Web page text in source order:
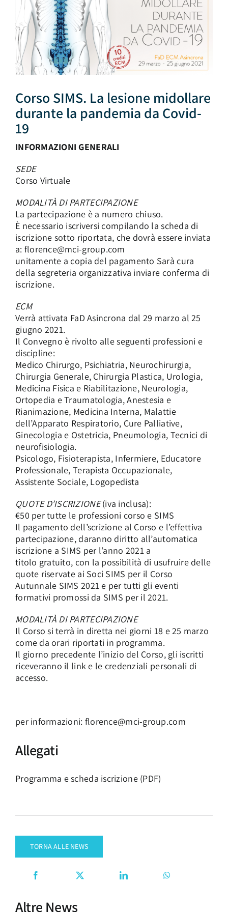
AREA SOCI
Corso SIMS. La lesione midollare
durante la pandemia da Covid-
19
INFORMAZIONI GENERALI
SEDE
Corso Virtuale
MODALITÀ DI PARTECIPAZIONE
La partecipazione è a numero chiuso.
È necessario iscriversi compilando la scheda di
iscrizione sotto riportata, che dovrà essere inviata
a: florence@mci-group.com
unitamente a copia del pagamento Sarà cura
della segreteria organizzativa inviare conferma di
iscrizione.
ECM
Verrà attivata FaD Asincrona dal 29 marzo al 25
giugno 2021.
Il Convegno è rivolto alle seguenti professioni e
discipline:
Medico Chirurgo, Psichiatria, Neurochirurgia,
Chirurgia Generale, Chirurgia Plastica, Urologia,
Medicina Fisica e Riabilitazione, Neurologia,
Ortopedia e Traumatologia, Anestesia e
Rianimazione, Medicina Interna, Malattie
dell’Apparato Respiratorio, Cure Palliative,
Ginecologia e Ostetricia, Pneumologia, Tecnici di
neurofisiologia.
Psicologo, Fisioterapista, Infermiere, Educatore
Professionale, Terapista Occupazionale,
Assistente Sociale, Logopedista
QUOTE D’ISCRIZIONE(iva inclusa):
€50 per tutte le professioni corso e SIMS
Il pagamento dell’scrizione al Corso e l’effettiva
partecipazione, daranno diritto all’automatica
iscrizione a SIMS per l’anno 2021 a
titolo gratuito, con la possibilità di usufruire delle
quote riservate ai Soci SIMS per il Corso
Autunnale SIMS 2021 e per tutti gli eventi
formativi promossi da SIMS per il 2021.
MODALITÀ DI PARTECIPAZIONE
Il Corso si terrà in diretta nei giorni 18 e 25 marzo
come da orari riportati in programma.
Il giorno precedente l’inizio del Corso, gli iscritti
riceveranno il link e le credenziali personali di
accesso.
per informazioni: florence@mci-group.com
Allegati
Programma e scheda iscrizione (PDF)
TORNA ALLE NEWS
Altre News